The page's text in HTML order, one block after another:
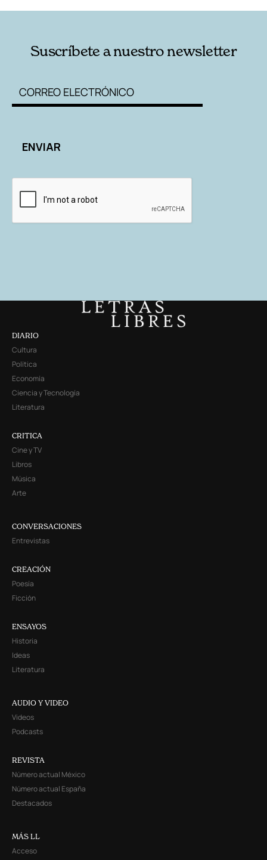
Suscríbete a nuestro newsletter
DIARIO
Cultura
Política
Economía
Ciencia y Tecnología
Literatura
CRITICA
Cine y TV
Libros
Música
Arte
CONVERSACIONES
Entrevistas
CREACIÓN
Poesía
Ficción
ENSAYOS
Historia
Ideas
Literatura
AUDIO Y VIDEO
Videos
Podcasts
REVISTA
Número actual México
Número actual España
Destacados
MÁS LL
Acceso